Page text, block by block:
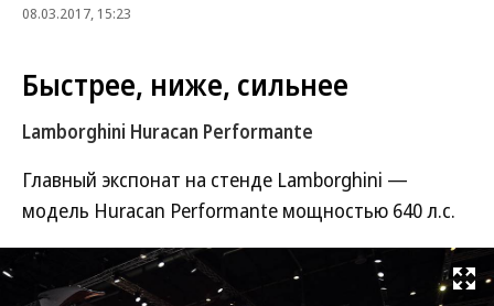
08.03.2017, 15:23
Быстрее, ниже, сильнее
Lamborghini Huracan Performante
Главный экспонат на стенде Lamborghini —
модель Huracan Performante мощностью 640 л.с.
Развернуть